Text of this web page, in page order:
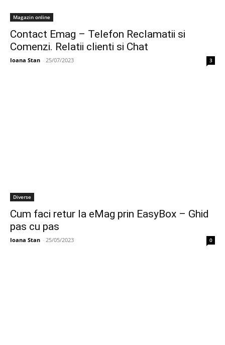
Magazin online
Contact Emag – Telefon Reclamatii si
Comenzi. Relatii clienti si Chat
Ioana Stan - 25/07/2023 3
Diverse
Cum faci retur la eMag prin EasyBox – Ghid
pas cu pas
Ioana Stan - 25/05/2023 0